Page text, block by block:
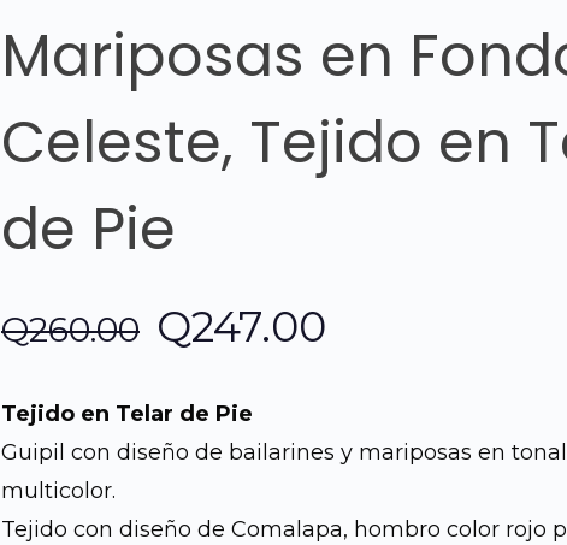
Mariposas en
Celeste, Tejido en
de Pie
Q260.00 El
original
era:
Q247.00
actual
es:
Tejido en Telar de Pie
Guipil con diseño de bailarines y mariposas en
multicolor.
Tejido con diseño de Comalapa, hombro color rojo